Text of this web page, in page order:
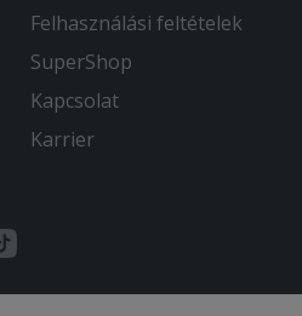
Felhasználási feltételek
SuperShop
Kapcsolat
Karrier